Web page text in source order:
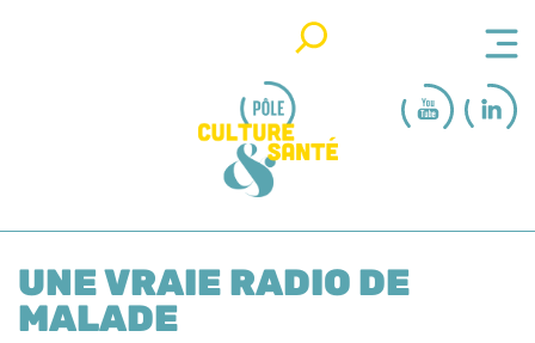
UNE VRAIE RADIO DE
MALADE